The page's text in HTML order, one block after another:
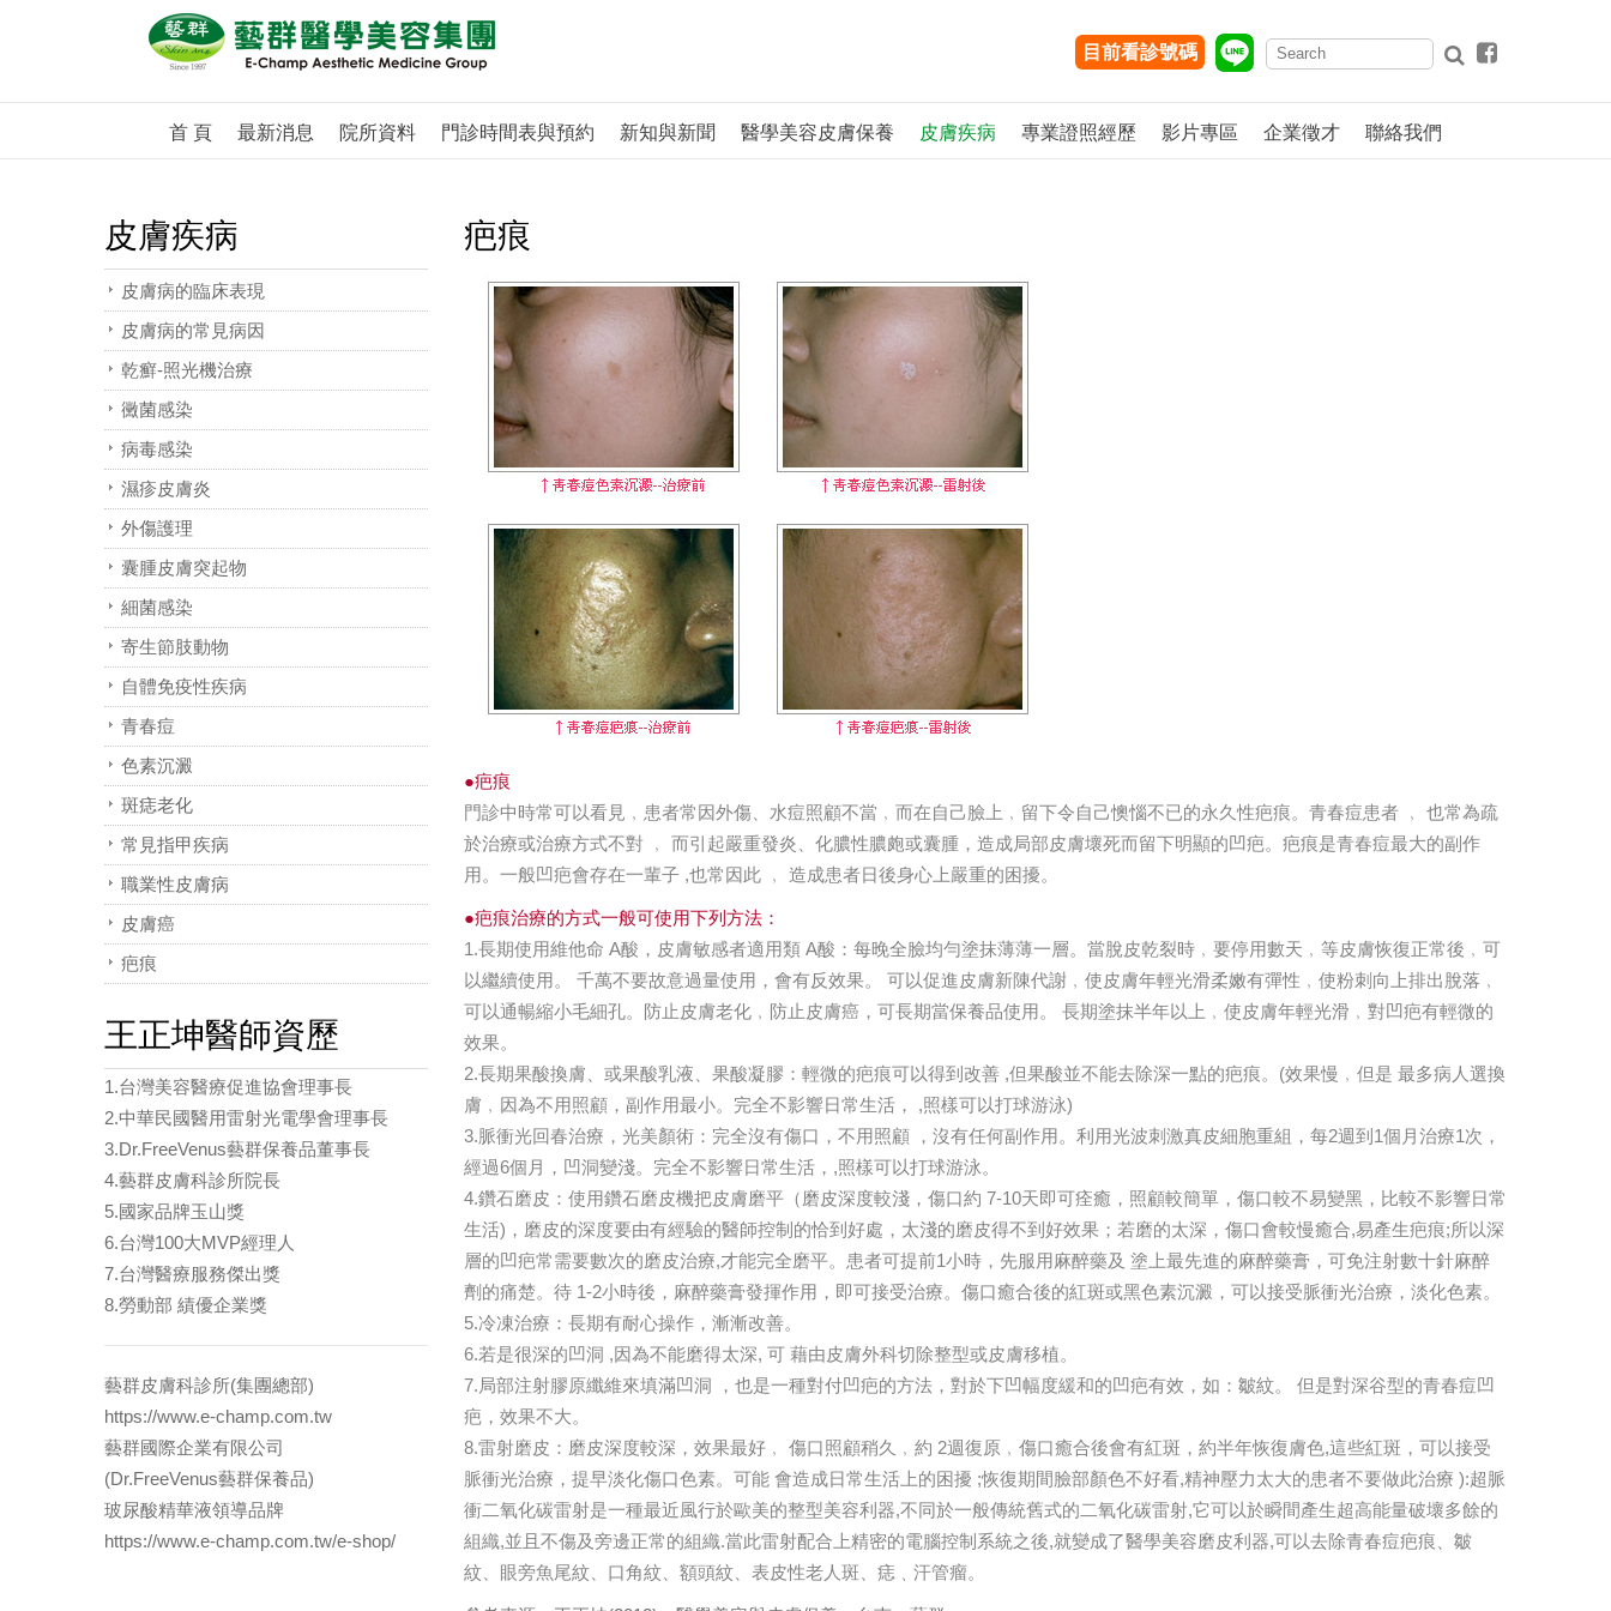
目前看診號碼
首 頁 最新消息 院所資料 門診時間表與預約 新知與新聞 醫學美容皮膚保養 皮膚疾病 專業證照經歷 影片專區 企業徵才 聯絡我們
疤痕
●疤痕
門診中時常可以看見﹐患者常因外傷、水痘照顧不當﹐而在自己臉上﹐留下令自己懊惱不已的永久性疤痕。青春痘患者 ﹐ 也常為疏
於治療或治療方式不對 ﹐ 而引起嚴重發炎、化膿性膿皰或囊腫，造成局部皮膚壞死而留下明顯的凹疤。疤痕是青春痘最大的副作
用。一般凹疤會存在一輩子 ,也常因此 ﹐ 造成患者日後身心上嚴重的困擾。
●疤痕治療的方式一般可使用下列方法：
1.長期使用維他命 A酸，皮膚敏感者適用類 A酸：每晚全臉均勻塗抹薄薄一層。當脫皮乾裂時﹐要停用數天﹐等皮膚恢復正常後﹐可
以繼續使用。 千萬不要故意過量使用，會有反效果。 可以促進皮膚新陳代謝﹐使皮膚年輕光滑柔嫩有彈性﹐使粉刺向上排出脫落﹐
可以通暢縮小毛細孔。防止皮膚老化﹐防止皮膚癌，可長期當保養品使用。 長期塗抹半年以上﹐使皮膚年輕光滑﹐對凹疤有輕微的
效果。
2.長期果酸換膚、或果酸乳液、果酸凝膠：輕微的疤痕可以得到改善 ,但果酸並不能去除深一點的疤痕。(效果慢﹐但是 最多病人選換
膚﹐因為不用照顧，副作用最小。完全不影響日常生活， ,照樣可以打球游泳)
3.脈衝光回春治療，光美顏術：完全沒有傷口，不用照顧 ，沒有任何副作用。利用光波刺激真皮細胞重組，每2週到1個月治療1次，
經過6個月，凹洞變淺。完全不影響日常生活，,照樣可以打球游泳。
4.鑽石磨皮：使用鑽石磨皮機把皮膚磨平（磨皮深度較淺，傷口約 7-10天即可痊癒，照顧較簡單，傷口較不易變黑，比較不影響日常
生活)，磨皮的深度要由有經驗的醫師控制的恰到好處，太淺的磨皮得不到好效果；若磨的太深，傷口會較慢癒合,易產生疤痕;所以深
層的凹疤常需要數次的磨皮治療,才能完全磨平。患者可提前1小時，先服用麻醉藥及 塗上最先進的麻醉藥膏，可免注射數十針麻醉
劑的痛楚。待 1-2小時後，麻醉藥膏發揮作用，即可接受治療。傷口癒合後的紅斑或黑色素沉澱，可以接受脈衝光治療，淡化色素。
5.冷凍治療：長期有耐心操作，漸漸改善。
6.若是很深的凹洞 ,因為不能磨得太深, 可 藉由皮膚外科切除整型或皮膚移植。
7.局部注射膠原纖維來填滿凹洞 ，也是一種對付凹疤的方法，對於下凹幅度緩和的凹疤有效，如：皺紋。 但是對深谷型的青春痘凹
疤，效果不大。
8.雷射磨皮：磨皮深度較深，效果最好﹐ 傷口照顧稍久﹐約 2週復原﹐傷口癒合後會有紅斑，約半年恢復膚色,這些紅斑，可以接受
脈衝光治療，提早淡化傷口色素。可能 會造成日常生活上的困擾 ;恢復期間臉部顏色不好看,精神壓力太大的患者不要做此治療 ):超脈
衝二氧化碳雷射是一種最近風行於歐美的整型美容利器,不同於一般傳統舊式的二氧化碳雷射,它可以於瞬間產生超高能量破壞多餘的
組織,並且不傷及旁邊正常的組織.當此雷射配合上精密的電腦控制系統之後,就變成了醫學美容磨皮利器,可以去除青春痘疤痕、皺
紋、眼旁魚尾紋、口角紋、額頭紋、表皮性老人斑、痣﹑汗管瘤。
皮膚疾病
皮膚病的臨床表現
皮膚病的常見病因
乾癬-照光機治療
黴菌感染
病毒感染
濕疹皮膚炎
外傷護理
囊腫皮膚突起物
細菌感染
寄生節肢動物
自體免疫性疾病
青春痘
色素沉澱
斑痣老化
常見指甲疾病
職業性皮膚病
皮膚癌
疤痕
王正坤醫師資歷
1.台灣美容醫療促進協會理事長
2.中華民國醫用雷射光電學會理事長
3.Dr.FreeVenus藝群保養品董事長
4.藝群皮膚科診所院長
5.國家品牌玉山獎
6.台灣100大MVP經理人
7.台灣醫療服務傑出獎
8.勞動部 績優企業獎
藝群皮膚科診所(集團總部)
https://www.e-champ.com.tw
藝群國際企業有限公司
(Dr.FreeVenus藝群保養品)
玻尿酸精華液領導品牌
https://www.e-champ.com.tw/e-shop/